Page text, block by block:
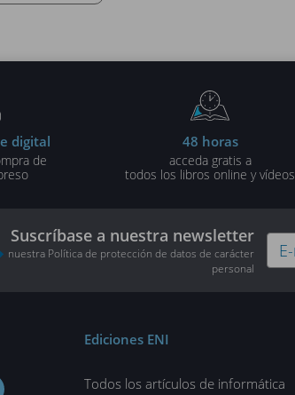
digital
de
48 horas
acceda gratis a
todos los libros online y vídeos
Suscríbase a nuestra newsletter
nuestra Política de protección de datos de carácter
personal
Ediciones ENI
Todos los artículos de informática